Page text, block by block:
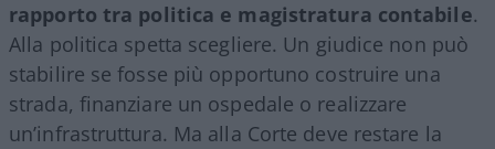
rapporto tra politica e magistratura contabile.
Alla politica spetta scegliere. Un giudice non può
stabilire se fosse più opportuno costruire una
strada, finanziare un ospedale o realizzare
un’infrastruttura. Ma alla Corte deve restare la